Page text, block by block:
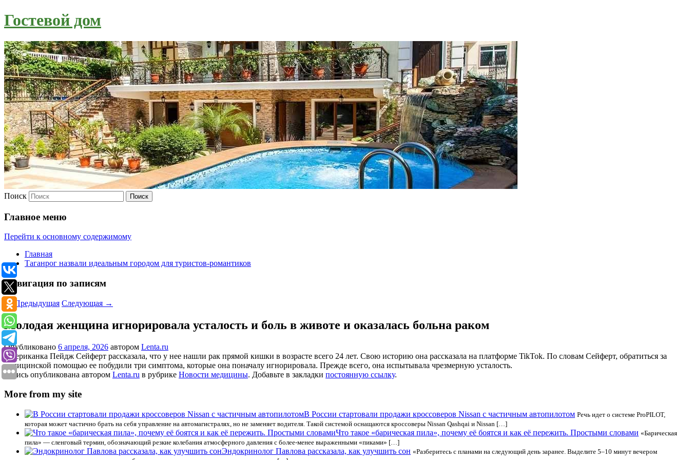
Гостевой дом
Поиск
Главное меню
Перейти к основному содержимому
Главная
Таганрог назвали идеальным городом для туристов-романтиков
Навигация по записям
←Предыдущая Следующая →
Молодая женщина игнорировала усталость и боль в животе и оказалась больна раком
Опубликовано 6 апреля, 2026 автором Lenta.ru
Американка Пейдж Сейферт рассказала, что у нее нашли рак прямой кишки в возрасте всего 24 лет. Свою историю она рассказала на платформе TikTok. По словам Сейферт, обратиться за
медицинской помощью ее побудили три симптома, которые она поначалу игнорировала. Прежде всего, она испытывала чрезмерную усталость.
Запись опубликована автором Lenta.ru в рубрике Новости медицины. Добавьте в закладки постоянную ссылку.
More from my site
В России стартовали продажи кроссоверов Nissan с частичным автопилотом Речь идет о системе ProPILOT,
которая может частично брать на себя управление на автомагистралях, но не заменяет водителя. Такой системой оснащаются кроссоверы Nissan Qashqai и Nissan […]
Что такое «барическая пила», почему её боятся и как её пережить. Простыми словами «Барическая
пила» — сленговый термин, обозначающий резкие колебания атмосферного давления с более-менее выраженными «пиками» […]
Эндокринолог Павлова рассказала, как улучшить сон «Разберитесь с планами на следующий день заранее. Выделите 5–10 минут вечером